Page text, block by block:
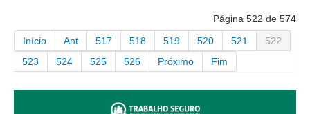
Página 522 de 574
Início
Ant 517 518 519 520 521
522
523
524 525 526 Próximo Fim